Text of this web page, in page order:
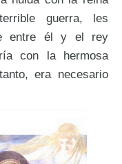
guerra, les
entre él y el rey
con la hermosa
era necesario